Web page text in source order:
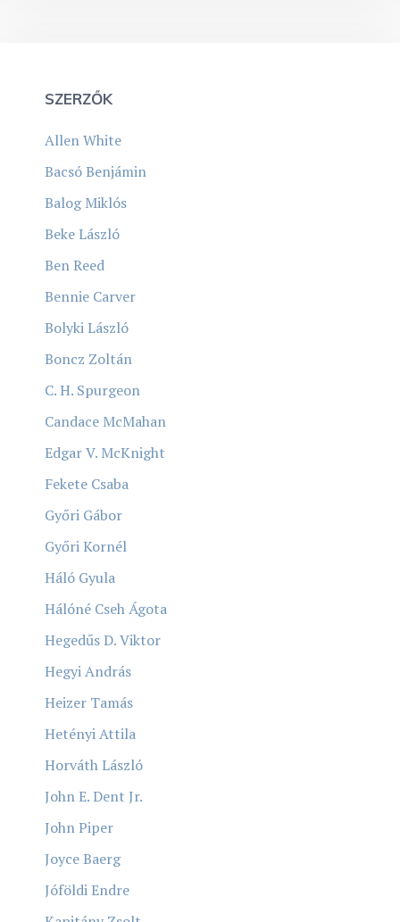
SZERZŐK
Allen White
Bacsó Benjámin
Balog Miklós
Beke László
Ben Reed
Bennie Carver
Bolyki László
Boncz Zoltán
C. H. Spurgeon
Candace McMahan
Edgar V. McKnight
Fekete Csaba
Győri Gábor
Győri Kornél
Háló Gyula
Hálóné Cseh Ágota
Hegedűs D. Viktor
Hegyi András
Heizer Tamás
Hetényi Attila
Horváth László
John E. Dent Jr.
John Piper
Joyce Baerg
Jóföldi Endre